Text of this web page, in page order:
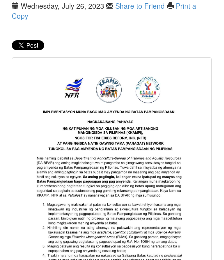
Wednesday, July 26, 2023 Share to Friend
Print a
Copy